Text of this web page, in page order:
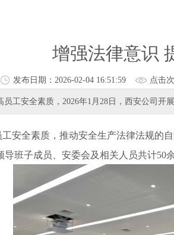
增强法律意识
发布日期： 2026-02-0416:51:59 点击
工安全素质，2026年1月28日，西安公司开
安全素质，推动安全生产法律法规的
班子成员、安委会及相关人员共计50余